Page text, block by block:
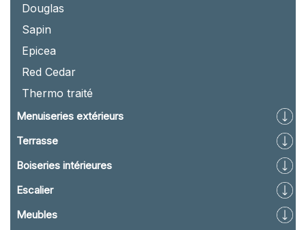
Douglas
Sapin
Epicea
Red Cedar
Thermo traité
Menuiseries extérieurs
Terrasse
Boiseries intérieures
Escalier
Meubles